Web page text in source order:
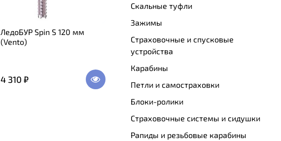
ЛедоБУР Spin S 120 мм
(Vento)
4 310 ₽
Скальные туфли
Зажимы
Страховочные и спусковые
устройства
Карабины
Петли и самостраховки
Блоки-ролики
Страховочные системы и сидушки
Рапиды и резьбовые карабины